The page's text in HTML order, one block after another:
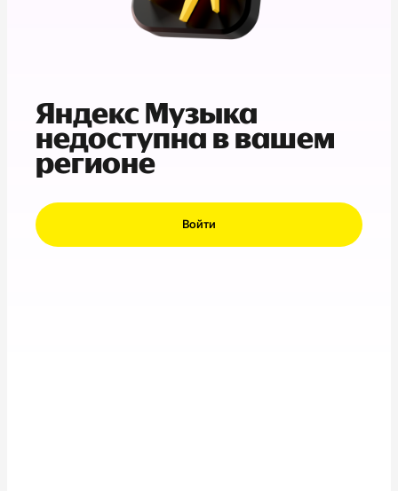
Яндекс Музыка
недоступна в вашем
регионе
Войти